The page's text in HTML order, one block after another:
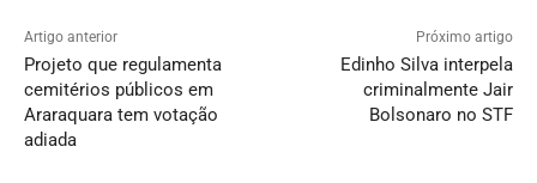
Artigo anterior
Projeto que regulamenta
cemitérios públicos em
Araraquara tem votação
adiada
Próximo artigo
Edinho Silva interpela
criminalmente Jair
Bolsonaro no STF